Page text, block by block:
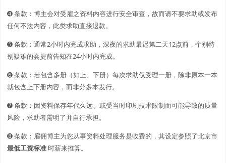
➍ 条款：博主会对受雇之资料内容进行安全审查，故而请不要求助或发布
任何不法内容，此类求助直接退款。
➎ 条款：通常2小时内完成求助，深夜的求助最迟第二天12点前，个别特
别疑难的会提前告知在24小时内完成。
➏ 条款：若包含多册（如上、下册）每次求助仅受理一册，除非原本一本
就包含上下册内容，而非分多本发行。
➐ 条款：因资料保存年代久远、或受当时印刷技术限制而可能导致的质量
风险，求助者需明了并自行承担。
➑ 条款：雇佣博主为您从事资料处理服务是收费的，其设定参照了北京市
最低工资标准时薪来推算。